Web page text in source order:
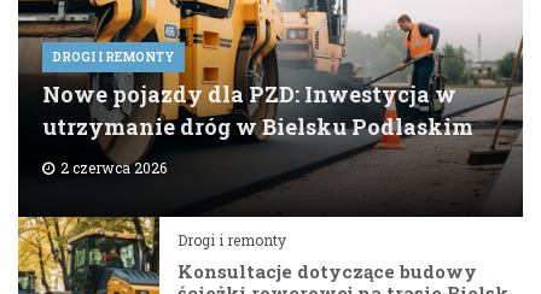
DROGI I REMONTY
Nowe pojazdy dla PZD: Inwestycja w
utrzymanie dróg w Bielsku Podlaskim
2 czerwca 2026
Drogi i remonty
Konsultacje dotyczące budowy